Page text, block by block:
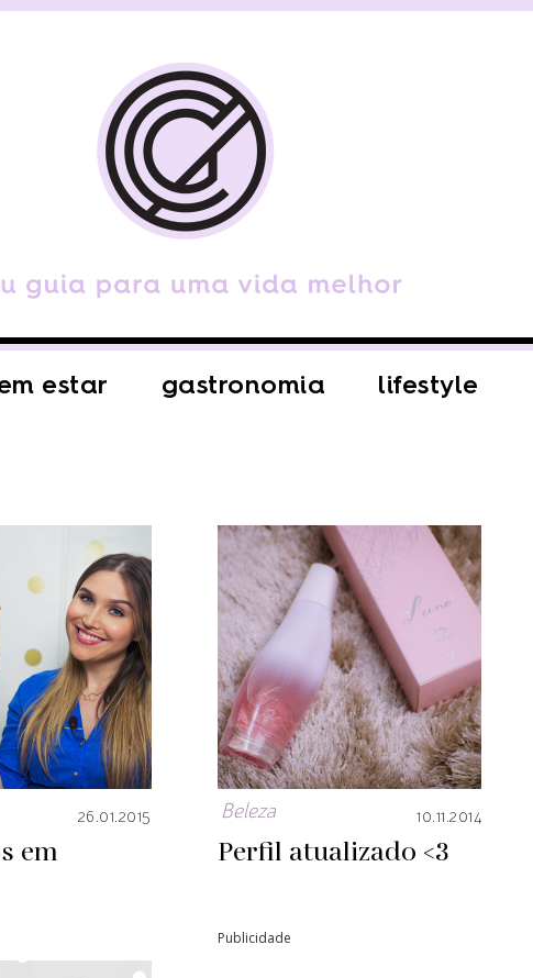
estar gastronomia lifestyle
26.01.2015
em
Beleza 10.11.2014
Perfil atualizado <3
Publicidade